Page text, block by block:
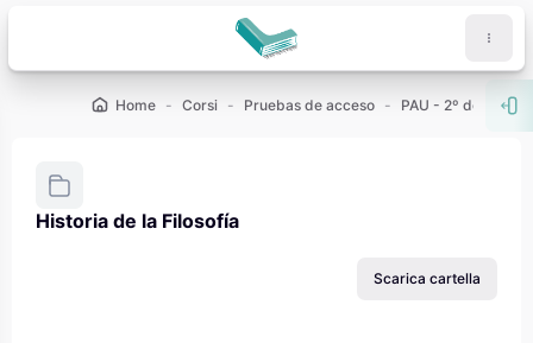
Home Corsi Pruebas de acceso PAU - 2º de
Historia de la Filosofía
Scarica cartella